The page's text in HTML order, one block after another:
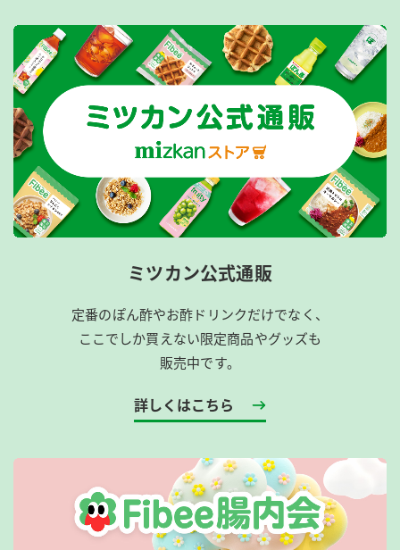
ミツカン公式通販
定番のぽん酢やお酢ドリンクだけでなく、
ここでしか買えない限定商品やグッズも
販売中です。
詳しくはこちら